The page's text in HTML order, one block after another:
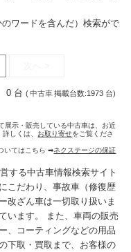
ワードを含んだ）検索がで
0 台 (中古車掲載台数:1973 台)
展示・販売している中古車は、お近
しくは、 お取り寄せをご覧くださ
いてはこちら ➡ネクステージの保証
する中古車情報検索サイト
こだわり、事故車（修復歴
改ざん車は一切取り扱いま
います。 また、車両の販売
、コーティングなどの用品
下取・買取まで、お客様の